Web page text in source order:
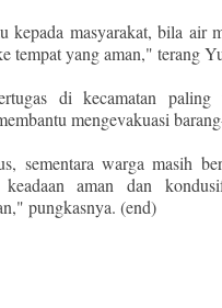
kepada masyarakat, bila air
tempat yang aman," terang
di kecamatan
mengevakuasi
sementara warga masih
aman dan
pungkasnya. (end)